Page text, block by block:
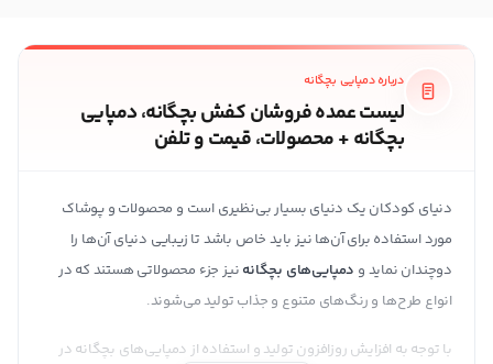
درباره دمپایی بچگانه
لیست عمده فروشان کفش بچگانه، دمپایی
بچگانه + محصولات، قیمت و تلفن
دنیای کودکان یک دنیای بسیار بی‌نظیری است و محصولات و پوشاک
مورد استفاده برای آن‌ها نیز باید خاص باشد تا زیبایی دنیای آن‌ها را
دوچندان نماید و دمپایی‌های بچگانه نیز جزء محصولاتی هستند که در
انواع طرح‌ها و رنگ‌های متنوع و جذاب تولید می‌شوند.
با توجه به افزایش روزافزون تولید و استفاده از دمپایی‌های بچگانه در